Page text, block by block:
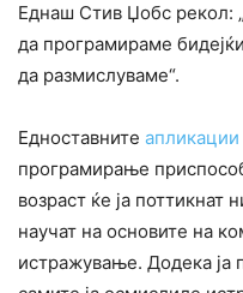
Еднаш Стив Џобс рекол:
да програмираме
да размислуваме“.
Едноставните апликации
програмирање
возраст ќе ја поттикнат
научат на основите на
истражување. Додека ја